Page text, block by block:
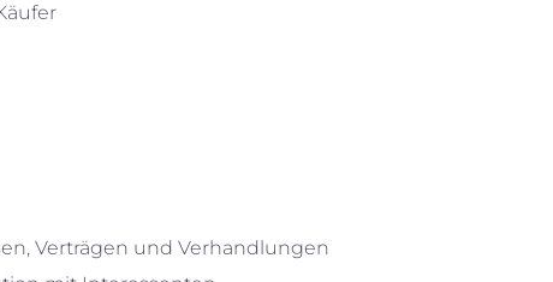
Verträgen und Verhandlungen